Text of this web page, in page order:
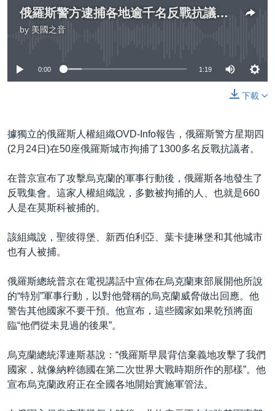
視頻存檔
YOUTUBE頻道
海外港人
港人港心
建國史話
關注我們
其他語言網站
俄羅斯警方逮捕各地逾千名反戰抗議人士
by 美國之音
0:00 1:19
下載
據獨立的俄羅斯人權組織OVD-Info報告，俄羅斯警方星期四
(2月24日)在50座俄羅斯城市拘捕了1300多名反戰抗議者。
在普京宣布了攻擊烏克蘭的軍事行動後，俄羅斯各地發生了
反戰集會。這家人權組織說，多數被拘捕的人、也就是660
人是在莫斯科被捕的。
該組織說，聖彼得堡、新西伯利亞、葉卡捷琳堡和其他城市
也有人被捕。
俄羅斯總統普京在電視講話中宣佈在烏克蘭東部展開他所說
的“特別”軍事行動，以對他聲稱的烏克蘭威脅做出回應。他
警告其他國家不要干預。他宣布，這些國家如果乾預將面
臨“他們從未見過的後果”。
烏克蘭總統澤連斯基說：“俄羅斯早晨背信棄義地攻擊了我們
國家，就像納粹德國在第二次世界大戰時期所作的那樣”。他
宣布烏克蘭政府正在全國各地開始實施軍管法。